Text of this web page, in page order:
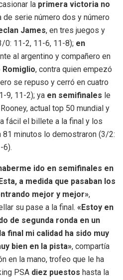
la primera victoria no
de serie número dos y número
James, en tres juegos y
0: 11-2, 11-6, 11-8); en
al argentino y compañero en
Romiglio, contra quien empezó
se repuso y cerró en cuatro
9, 11-2); ya en semifinales le
actual top 50 mundial y
fácil el billete a la final y los
minutos lo demostraron (3/2:
6).
ido en semifinales en
a medida que pasaban los
mejor y mejor»,
su pase a la final. «Estoy en
de segunda ronda en un
final mi calidad ha sido muy
bien en la pista», compartía
en la mano, trofeo que le ha
PSA diez puestos hasta la